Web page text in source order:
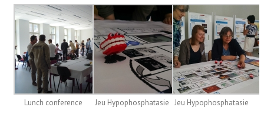
Lunch conference Jeu Hypophosphatasie Jeu Hypophosphatasie